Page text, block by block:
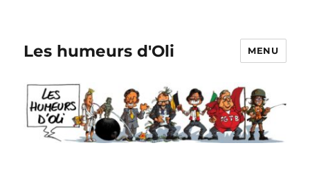
Les humeurs d'Oli MENU